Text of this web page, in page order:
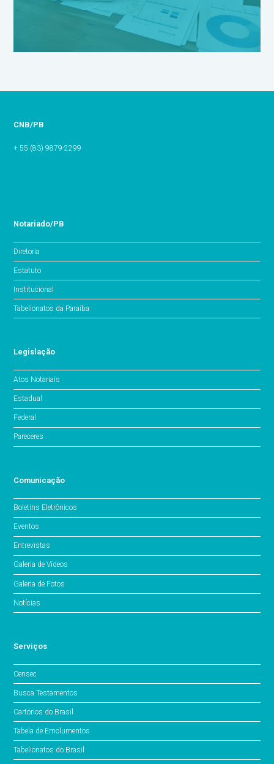
CNB/PB
+ 55 (83) 9879-2299
Notariado/PB
Diretoria
Estatuto
Institucional
Tabelionatos da Paraíba
Legislação
Atos Notariais
Estadual
Federal
Pareceres
Comunicação
Boletins Eletrônicos
Eventos
Entrevistas
Galeria de Vídeos
Galeria de Fotos
Notícias
Serviços
Censec
Busca Testamentos
Cartórios do Brasil
Tabela de Emolumentos
Tabelionatos do Brasil